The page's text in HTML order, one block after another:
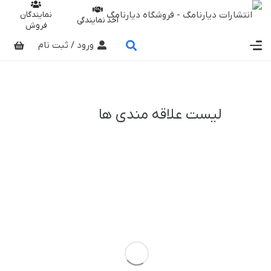
اخذ نمایندگی
نمایندگان
فروش
ورود / ثبت نام
لیست علاقه­ مندی ­ها